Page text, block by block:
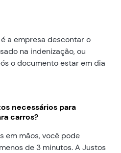
a empresa descontar o
na indenização, ou
o documento estar em dia
necessários para
carros?
em mãos, você pode
de 3 minutos. A Justos